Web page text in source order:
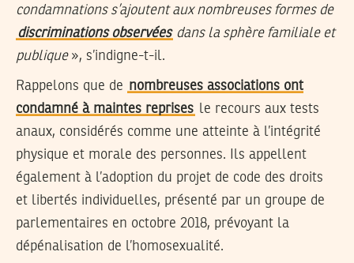
condamnations s’ajoutent aux nombreuses formes de
discriminations observées dans la sphère familiale et
publique», s’indigne-t-il.
Rappelons que de nombreuses associations ont
condamné à maintes reprises le recours aux tests
anaux, considérés comme une atteinte à l’intégrité
physique et morale des personnes. Ils appellent
également à l’adoption du projet de code des droits
et libertés individuelles, présenté par un groupe de
parlementaires en octobre 2018, prévoyant la
dépénalisation de l’homosexualité.